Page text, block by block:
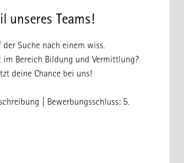
unseres Teams!
der Suche nach einem wiss.
im Bereich Bildung und Vermittlung?
deine Chance bei uns!
| Bewerbungsschluss: 5.